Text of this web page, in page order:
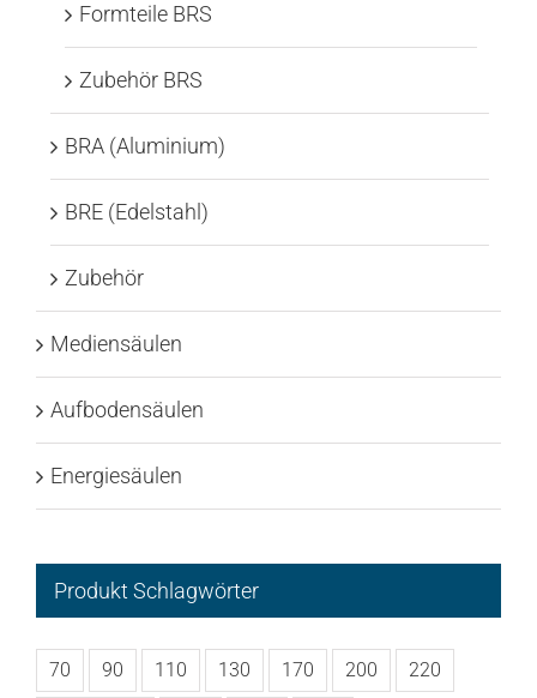
Formteile BRS
Zubehör BRS
BRA (Aluminium)
BRE (Edelstahl)
Zubehör
Mediensäulen
Aufbodensäulen
Energiesäulen
Produkt Schlagwörter
70 90 110 130 170 200 220